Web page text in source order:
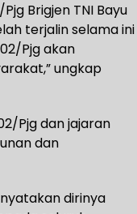
Brigjen TNI Bayu
terjalin selama ini
Pjg akan
ungkap
Pjg dan jajaran
dan
dirinya